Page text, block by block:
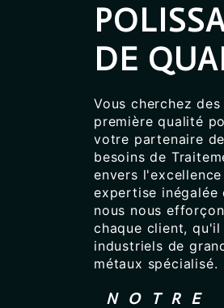
DE
Vous cherchez
première qualité
votre partenaire
besoins de
envers
expertise inégalée
nous nous
chaque client,
industriels de
métaux spécialisé.
NOTRE